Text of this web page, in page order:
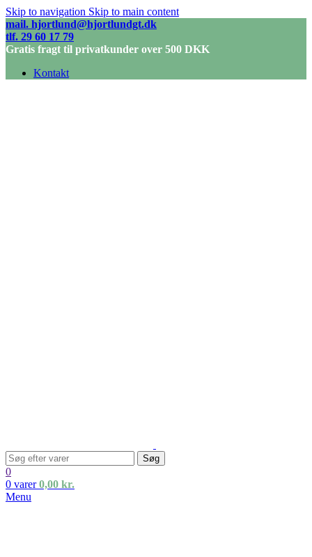
Skip to navigation Skip to main content
mail. hjortlund@hjortlundgt.dk
tlf. 29 60 17 79
Gratis fragt til privatkunder over 500 DKK
Kontakt
Søg
0
0 varer 0,00 kr.
Menu